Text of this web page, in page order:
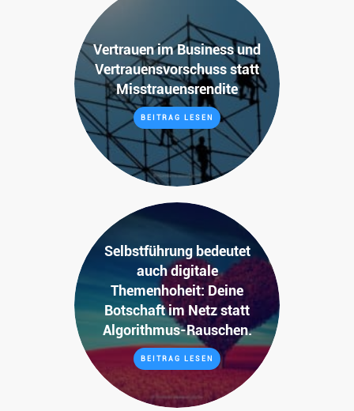
Vertrauen im Business und
Vertrauensvorschuss statt
Misstrauensrendite
BEITRAG LESEN
Selbstführung bedeutet
auch digitale
Themenhoheit: Deine
Botschaft im Netz statt
Algorithmus-Rauschen.
BEITRAG LESEN